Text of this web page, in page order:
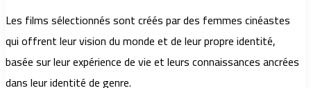
Les films sélectionnés sont créés par des femmes cinéastes
qui offrent leur vision du monde et de leur propre identité,
basée sur leur expérience de vie et leurs connaissances ancrées
dans leur identité de genre.